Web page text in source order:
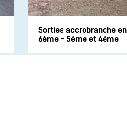
Sorties accrobranche en
6ème – 5ème et 4ème